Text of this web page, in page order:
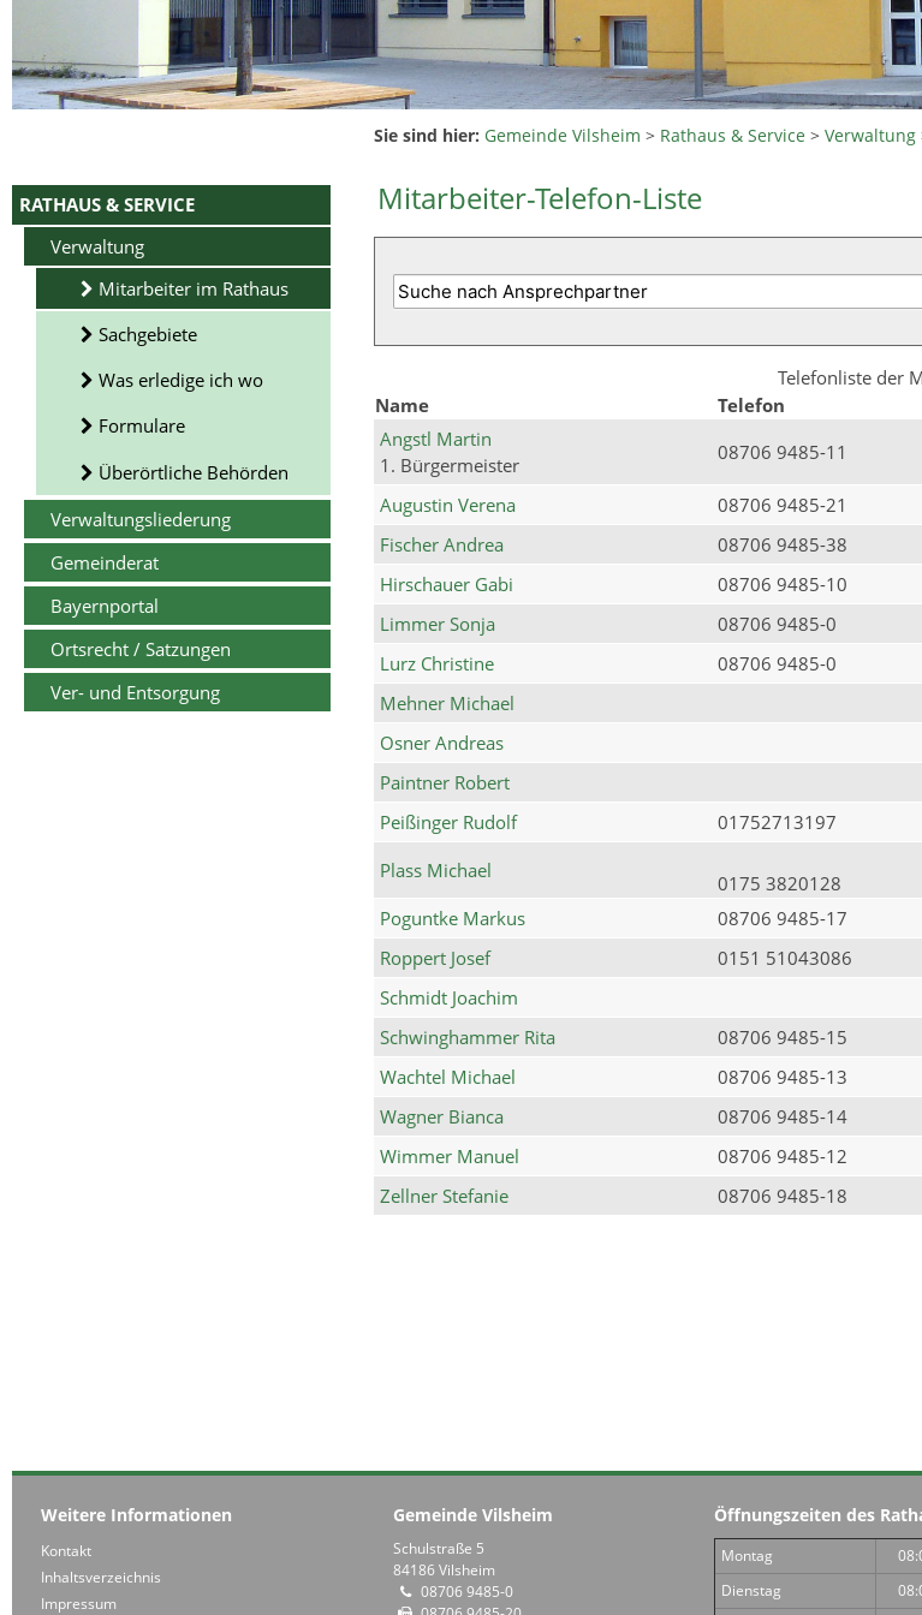
RATHAUS & SERVICE
Verwaltung
Mitarbeiter im Rathaus
Sachgebiete
Was erledige ich wo
Formulare
Überörtliche Behörden
Verwaltungsliederung
Gemeinderat
Bayernportal
Ortsrecht / Satzungen
Ver- und Entsorgung
Sie sind hier: Gemeinde Vilsheim > Rathaus & Service >Verwaltung
Mitarbeiter-Telefon-Liste
Telefonliste der
Name
Telefon
Angstl Martin
1. Bürgermeister
08706 9485-11
Augustin Verena 08706 9485-21
Fischer Andrea
08706 9485-38
Hirschauer Gabi
08706 9485-10
Limmer Sonja
08706 9485-0
Lurz Christine
08706 9485-0
Mehner Michael
Osner Andreas
Paintner Robert
Peißinger Rudolf
01752713197
Plass Michael
0175 3820128
Poguntke Markus
08706 9485-17
Roppert Josef
0151 51043086
Schmidt Joachim
Schwinghammer Rita
08706 9485-15
Wachtel Michael
08706 9485-13
Wagner Bianca
08706 9485-14
Wimmer Manuel
08706 9485-12
Zellner Stefanie
08706 9485-18
Weitere Informationen
Kontakt
Inhaltsverzeichnis
Impressum
Gemeinde Vilsheim
Schulstraße 5
84186 Vilsheim
08706 9485-0
Öffnungszeiten des
Montag
Dienstag